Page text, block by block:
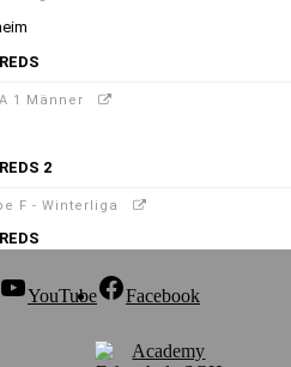
YouTube Facebook